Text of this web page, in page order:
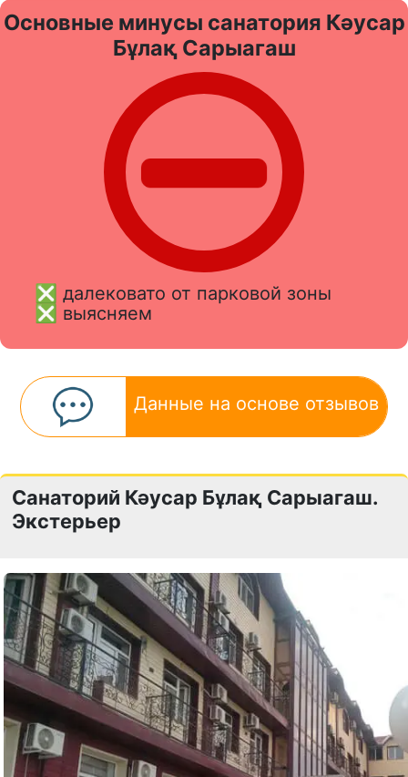
Основные минусы санатория Кәусар
Бұлақ Сарыагаш
❎ далековато от парковой зоны
❎ выясняем
Данные на основе отзывов
Санаторий Кәусар Бұлақ Сарыагаш.
Экстерьер